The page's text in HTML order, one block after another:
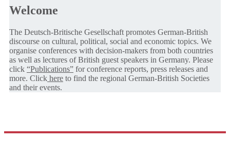
Welcome
The Deutsch-Britische Gesellschaft promotes German-British
discourse on cultural, political, social and economic topics. We
organise conferences with decision-makers from both countries
as well as lectures of British guest speakers in Germany. Please
click “Publications” for conference reports, press releases and
more. Click here to find the regional German-British Societies
and their events.